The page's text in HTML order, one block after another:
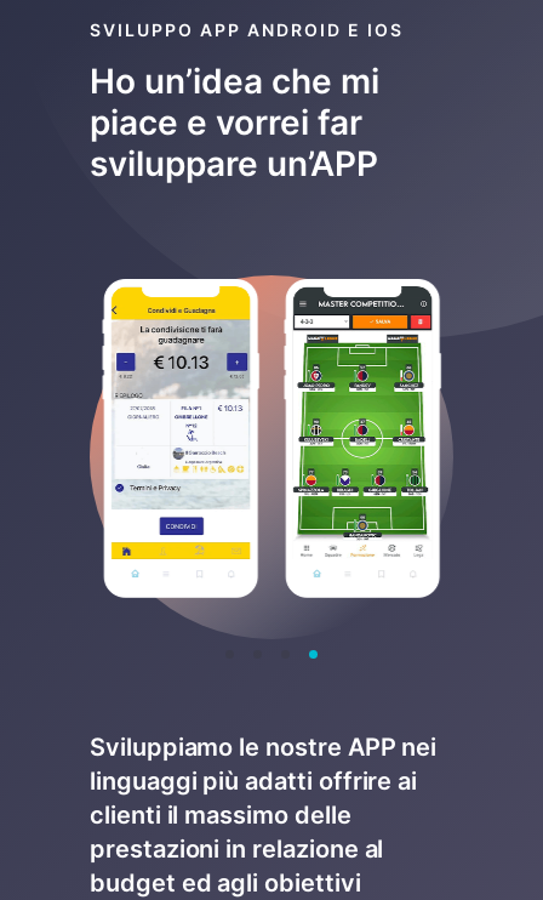
SVILUPPO APP ANDROID E IOS
Ho un’idea che mi
piace e vorrei far
sviluppare un’APP
Sviluppiamo le nostre APP nei
linguaggi più adatti offrire ai
clienti il massimo delle
prestazioni in relazione al
budget ed agli obiettivi